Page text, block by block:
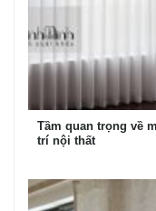
Tầm quan trọng về
trí nội thất